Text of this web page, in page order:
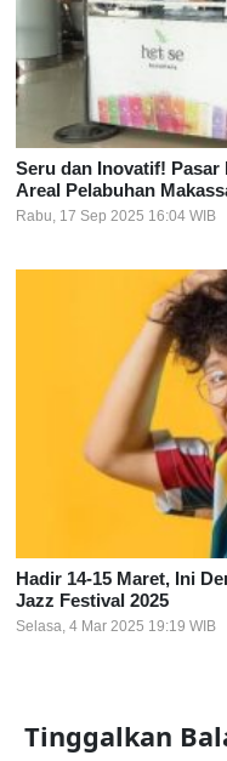
Seru dan Inovatif! Pasar
Areal Pelabuhan
Rabu, 17 Sep 2025 16:04 WIB
Hadir 14-15 Maret, Ini
Jazz Festival 2025
Selasa, 4 Mar 2025 19:19 WIB
Tinggalkan